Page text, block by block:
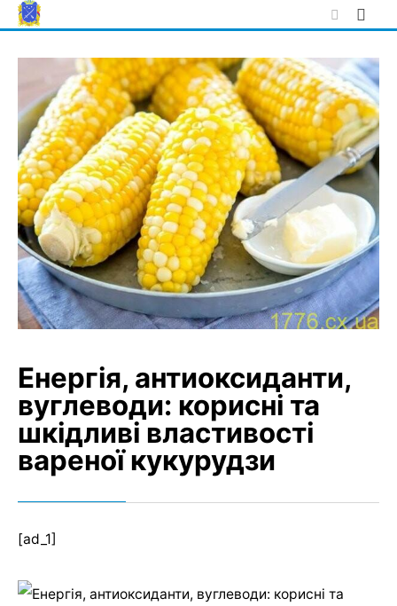
Skip
to
Енергія, антиоксиданти,
вуглеводи: корисні та
шкідливі властивості
вареної кукурудзи
[ad_1]